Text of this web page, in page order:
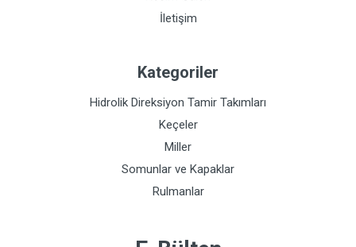
İletişim
Kategoriler
Hidrolik Direksiyon Tamir Takımları
Keçeler
Miller
Somunlar ve Kapaklar
Rulmanlar